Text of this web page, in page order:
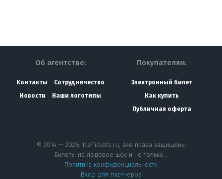
Об агентстве:
Контакты
Сотрудничество
Новости
Наши логотипы
Покупателям:
Электронный билет
Как купить
Публичная оферта
© 2014 — 2026, IceTickets.ru, все права защищены
Билеты на ледовое шоу и не только…
Политика конфиденциальности
Вход для партнеров